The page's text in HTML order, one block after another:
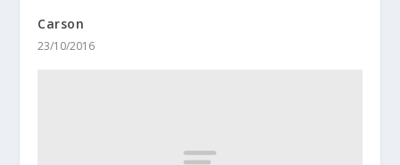
Carson
23/10/2016